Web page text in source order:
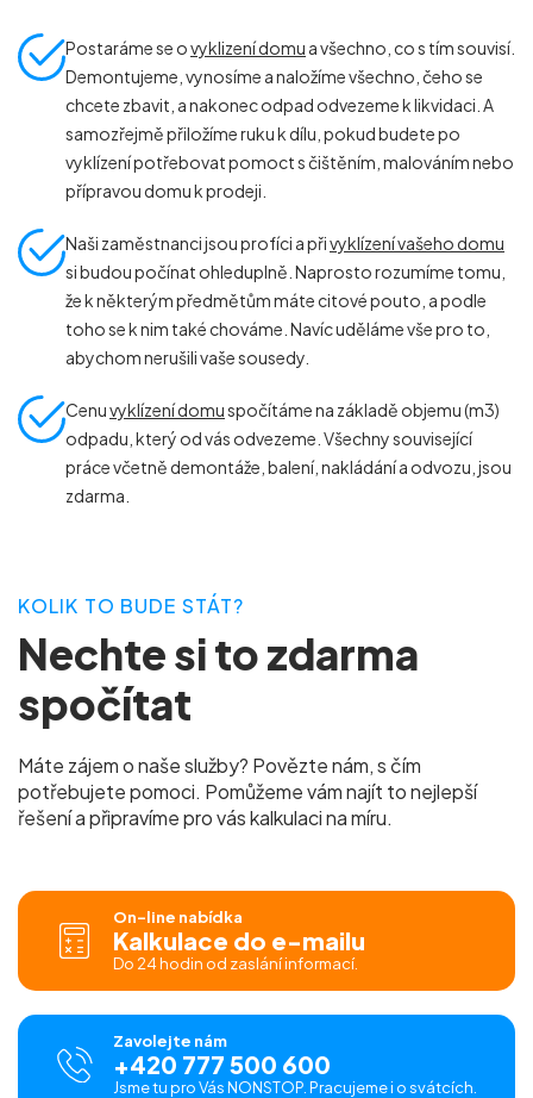
Postaráme se ovyklizení domu a všechno, co s tím souvisí.
Demontujeme, vynosíme a naložíme všechno, čeho se
chcete zbavit, a nakonec odpad odvezeme k likvidaci. A
samozřejmě přiložíme ruku k dílu, pokud budete po
vyklízení potřebovat pomoct s čištěním, malováním nebo
přípravou domu k prodeji.
Naši zaměstnanci jsou profíci a přivyklízení vašeho domu
si budou počínat ohleduplně. Naprosto rozumíme tomu,
že k některým předmětům máte citové pouto, a podle
toho se k nim také chováme. Navíc uděláme vše pro to,
abychom nerušili vaše sousedy.
Cenuvyklízení domuspočítáme na základě objemu (m3)
odpadu, který od vás odvezeme. Všechny související
práce včetně demontáže, balení, nakládání a odvozu, jsou
zdarma.
KOLIK TO BUDE STÁT?
Nechte si to zdarma
spočítat
Máte zájem o naše služby? Povězte nám, s čím
potřebujete pomoci. Pomůžeme vám najít to nejlepší
řešení a připravíme pro vás kalkulaci na míru.
On-line nabídka
Kalkulace do e-mailu
Do 24 hodin od zaslání informací.
Zavolejte nám
+420 777 500 600
Jsme tu pro Vás NONSTOP. Pracujeme i o svátcích.